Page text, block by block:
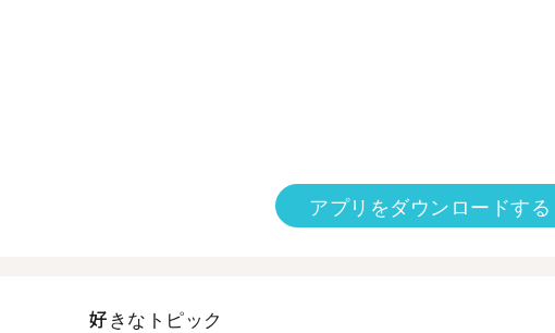
アプリをダウンロードする
好きなトピック